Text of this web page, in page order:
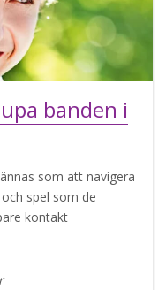
banden i
som att navigera
spel som de
kontakt